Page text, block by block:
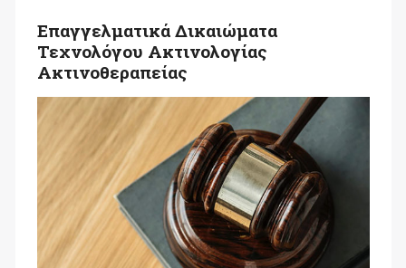
Επαγγελματικά Δικαιώματα
Τεχνολόγου Ακτινολογίας
Ακτινοθεραπείας